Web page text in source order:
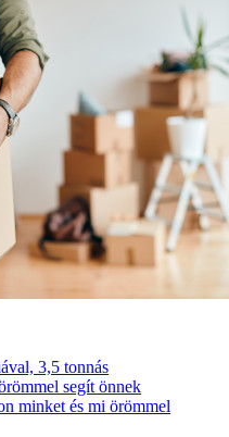
3,5 tonnás
segít önnek
minket és mi örömmel